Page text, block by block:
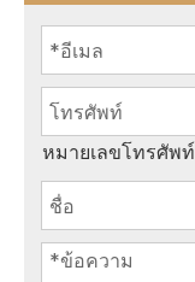
หมายเลขโทรศัพท์